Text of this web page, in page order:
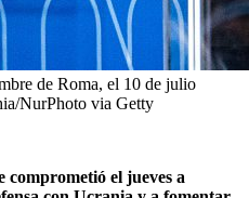
de Roma, el 10 de julio
NurPhoto via Getty
comprometió el jueves a